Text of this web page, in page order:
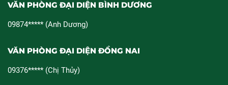
VĂN PHÒNG ĐẠI DIỆN BÌNH DƯƠNG
09874***** (Anh Dương)
VĂN PHÒNG ĐẠI DIỆN ĐỒNG NAI
09376***** (Chị Thủy)